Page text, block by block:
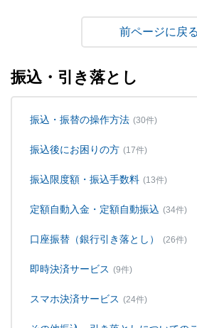
戻る
振込・引き落とし
振込・振替の操作方法 (30件)
振込後にお困りの方 (17件)
振込限度額・振込手数料 (13件)
定額自動入金・定額自動振込 (34件)
口座振替（銀行引き落とし） (26件)
即時決済サービス (9件)
スマホ決済サービス (24件)